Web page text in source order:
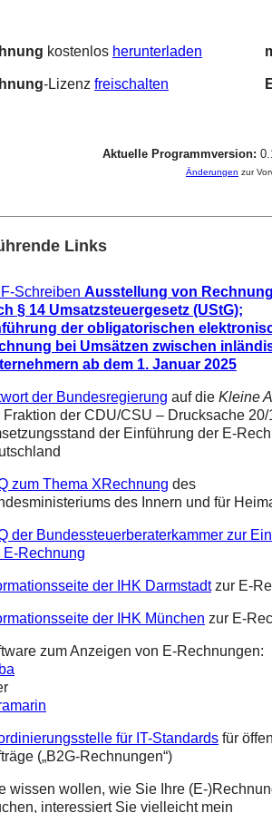
kostenlos herunterladen
‑Lizenz freischalten
Aktuelle Programmversion:
Änderungen zur
Links
Schreiben Ausstellung von
§ 14 Umsatzsteuergesetz (UStG);
der obligatorischen
bei Umsätzen zwischen
ab dem 1. Januar 2025
der Bundesregierung auf die Kleine
Fraktion der CDU/CSU – Drucksache
der Einführung der E-
zum Thema XRechnung des
des Innern und für
der Bundessteuerberaterkammer zur
E-Rechnung
der IHK Darmstadtzur E-
der IHK München zur E-
zum Anzeigen von E-Rechnungen:
für IT-Standards für
(„B2G-Rechnungen“)
wissen wollen, wie Sie Ihre (E-
interessiert Sie vielleicht mein